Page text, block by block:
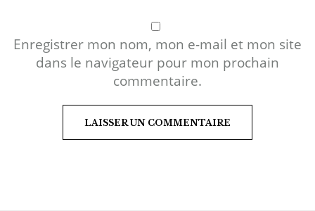
Enregistrer mon nom, mon e-mail et mon site
dans le navigateur pour mon prochain
commentaire.